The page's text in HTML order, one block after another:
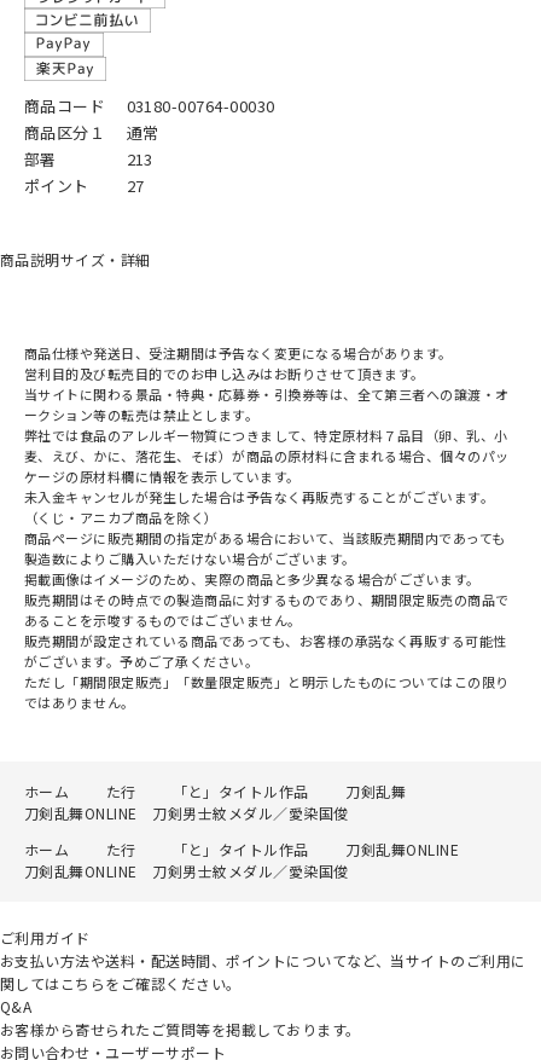
商品コード
03180-00764-00030
商品区分１
通常
部署
213
ポイント
27
商品説明サイズ・詳細
商品仕様や発送日、受注期間は予告なく変更になる場合があります。
営利目的及び転売目的でのお申し込みはお断りさせて頂きます。
当サイトに関わる景品・特典・応募券・引換券等は、全て第三者への譲渡・オ
ークション等の転売は禁止とします。
弊社では食品のアレルギー物質につきまして、特定原材料７品目（卵、乳、小
麦、えび、かに、落花生、そば）が商品の原材料に含まれる場合、個々のパッ
ケージの原材料欄に情報を表示しています。
未入金キャンセルが発生した場合は予告なく再販売することがございます。
（くじ・アニカプ商品を除く）
商品ページに販売期間の指定がある場合において、当該販売期間内であっても
製造数によりご購入いただけない場合がございます。
掲載画像はイメージのため、実際の商品と多少異なる場合がございます。
販売期間はその時点での製造商品に対するものであり、期間限定販売の商品で
あることを示唆するものではございません。
販売期間が設定されている商品であっても、お客様の承諾なく再販する可能性
がございます。予めご了承ください。
ただし「期間限定販売」「数量限定販売」と明示したものについてはこの限り
ではありません。
ホーム た行 「と」タイトル作品
刀剣乱舞
刀剣乱舞ONLINE 刀剣男士紋メダル／愛染国俊
ホーム
た行 「と」タイトル作品
刀剣乱舞ONLINE
刀剣乱舞ONLINE 刀剣男士紋メダル／愛染国俊
ご利用ガイド
お支払い方法や送料・配送時間、ポイントについてなど、当サイトのご利用に
関してはこちらをご確認ください。
Q&A
お客様から寄せられたご質問等を掲載しております。
お問い合わせ・ユーザーサポート